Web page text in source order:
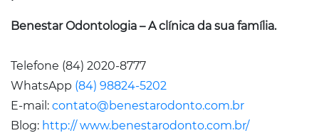
Benestar Odontologia – A clínica da sua família.
Telefone (84) 2020-8777
WhatsApp (84) 98824-5202
E-mail: contato@benestarodonto.com.br
Blog: http:// www.benestarodonto.com.br/